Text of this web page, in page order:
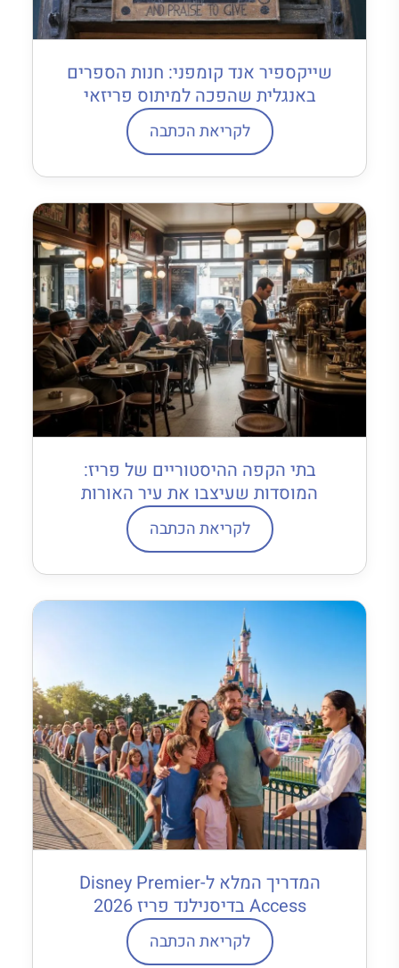
שייקספיר אנד קומפני: חנות הספרים
באנגלית שהפכה למיתוס פריזאי
לקריאת הכתבה
בתי הקפה ההיסטוריים של פריז:
המוסדות שעיצבו את עיר האורות
לקריאת הכתבה
המדריך המלא ל-Disney Premier
Access בדיסנילנד פריז 2026
לקריאת הכתבה